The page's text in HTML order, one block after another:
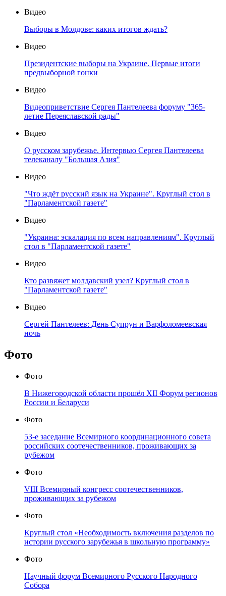
Видео
Выборы в Молдове: каких итогов ждать?
Видео
Президентские выборы на Украине. Первые итоги
предвыборной гонки
Видео
Видеоприветствие Сергея Пантелеева форуму "365-
летие Переяславской рады"
Видео
О русском зарубежье. Интервью Сергея Пантелеева
телеканалу "Большая Азия"
Видео
"Что ждёт русский язык на Украине". Круглый стол в
"Парламентской газете"
Видео
"Украина: эскалация по всем направлениям". Круглый
стол в "Парламентской газете"
Видео
Кто развяжет молдавский узел? Круглый стол в
"Парламентской газете"
Видео
Сергей Пантелеев: День Супрун и Варфоломеевская
ночь
Фото
Фото
В Нижегородской области прошёл XII Форум регионов
России и Беларуси
Фото
53-е заседание Всемирного координационного совета
российских соотечественников, проживающих за
рубежом
Фото
VIII Всемирный конгресс соотечественников,
проживающих за рубежом
Фото
Круглый стол «Необходимость включения разделов по
истории русского зарубежья в школьную программу»
Фото
Научный форум Всемирного Русского Народного
Собора